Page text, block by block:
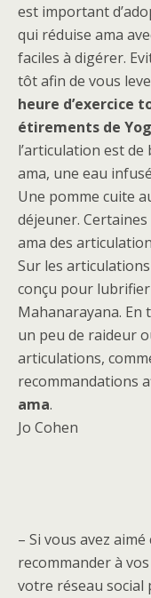
est important
qui réduise ama
faciles à digérer.
tôt afin de vous
heure d’exercice
étirements de
l’articulation est
ama, une eau
Une pomme cuite
déjeuner.
ama des
Sur les
conçu pour
Mahanarayana. En
un peu de raideur
articulations,
recommandations
ama.
Jo Cohen
– Si vous avez
recommander à
votre réseau social